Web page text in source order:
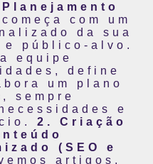
com um
da sua
e público-alvo.
equipe
define
um plano
sempre
e
2. Criação
(SEO e
artigos,